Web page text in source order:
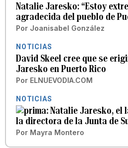
Natalie Jaresko: “Estoy
agradecida del pueblo de
Por Joanisabel González
NOTICIAS
David Skeel cree que se
Jaresko en Puerto Rico
Por ELNUEVODIA.COM
NOTICIAS
Natalie Jaresko, el
la directora de la Junta de
Por Mayra Montero